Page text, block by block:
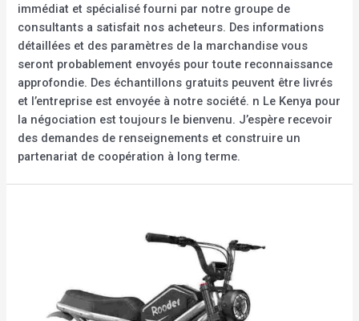
immédiat et spécialisé fourni par notre groupe de
consultants a satisfait nos acheteurs. Des informations
détaillées et des paramètres de la marchandise vous
seront probablement envoyés pour toute reconnaissance
approfondie. Des échantillons gratuits peuvent être livrés
et l’entreprise est envoyée à notre société. n Le Kenya pour
la négociation est toujours le bienvenu. J’espère recevoir
des demandes de renseignements et construire un
partenariat de coopération à long terme.